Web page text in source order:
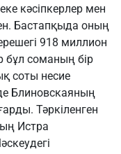
кәсіпкерлер мен
Бастапқыда оның
918 миллион
бұл соманың бір
соты несие
Блиновскаяның
Тәркіленген
Истра